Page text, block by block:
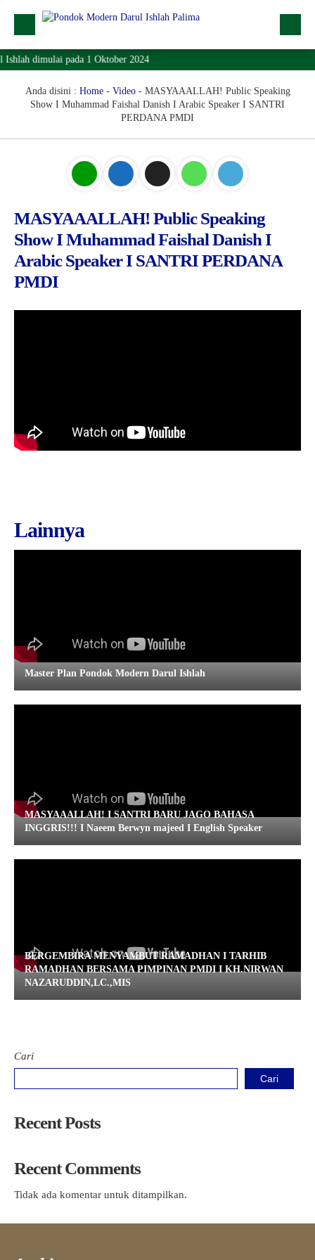
Profil
Dropdown
SPMB
KONTAK
dimulai pada 1 Oktober 2024
Anda disini : Home- Video- MASYAAALLAH! Public Speaking
Show I Muhammad Faishal Danish I Arabic Speaker I SANTRI
PERDANA PMDI
MASYAAALLAH! Public Speaking
Show I Muhammad Faishal Danish I
Arabic Speaker I SANTRI PERDANA
PMDI
Lainnya
Master Plan Pondok Modern Darul Ishlah
MASYAAALLAH! I SANTRI BARU JAGO BAHASA
INGGRIS!!! I Naeem Berwyn majeed I English Speaker
BERGEMBIRA MENYAMBUT RAMADHAN I TARHIB
RAMADHAN BERSAMA PIMPINAN PMDI I KH.NIRWAN
NAZARUDDIN,LC.,MIS
Cari
Cari
Recent Posts
Recent Comments
Tidak ada komentar untuk ditampilkan.